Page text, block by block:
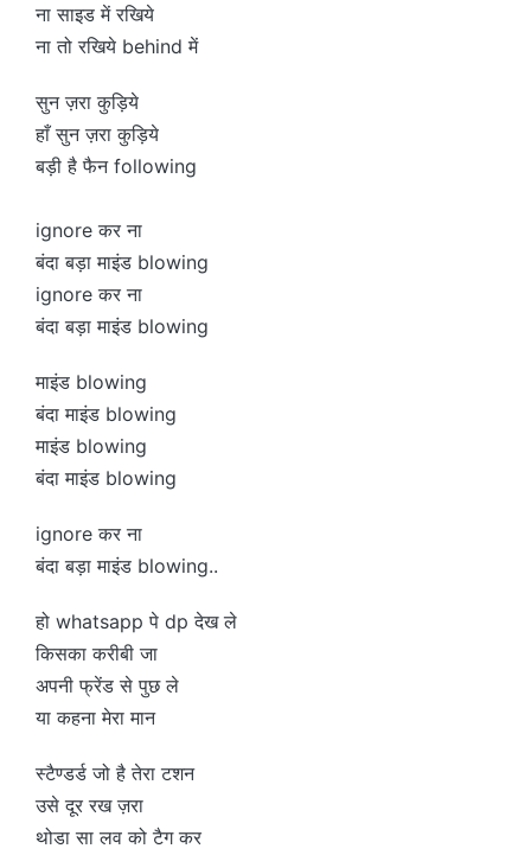
ना साइड में रखिये
ना तो रखिये behind में
सुन ज़रा कुड़िये
हाँ सुन ज़रा कुड़िये
बड़ी है फैन following
ignore कर ना
बंदा बड़ा माइंड blowing
ignore कर ना
बंदा बड़ा माइंड blowing
माइंड blowing
बंदा माइंड blowing
माइंड blowing
बंदा माइंड blowing
ignore कर ना
बंदा बड़ा माइंड blowing..
हो whatsapp पे dp देख ले
किसका करीबी जा
अपनी फ्रेंड से पुछ ले
या कहना मेरा मान
स्टैण्डर्ड जो है तेरा टशन
उसे दूर रख ज़रा
थोडा सा लव को टैग कर